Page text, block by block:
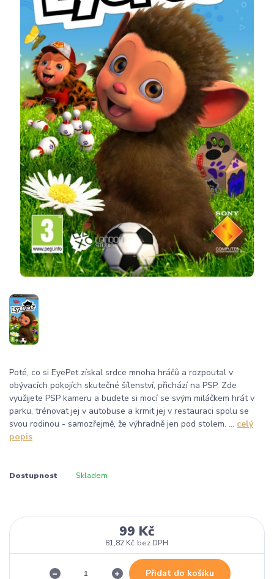
Poté, co si EyePet získal srdce mnoha hráčů a rozpoutal v
obývacích pokojích skutečné šílenství, přichází na PSP. Zde
využijete PSP kameru a budete si mocí se svým miláčkem hrát v
parku, trénovat jej v autobuse a krmit jej v restauraci spolu se
svou rodinou - samozřejmě, že výhradně jen pod stolem. ... celý
popis
Dostupnost Skladem
99 Kč
81,82 Kč bez DPH
Přidat do košíku